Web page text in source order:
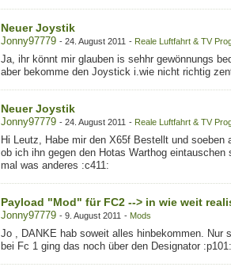
Neuer Joystik
Jonny97779 - 24. August 2011 - Reale Luftfahrt & TV
Ja, ihr könnt mir glauben is sehhr gewönnungs
aber bekomme den Joystick i.wie nicht richtig
Neuer Joystik
Jonny97779 - 24. August 2011 - Reale Luftfahrt & TV
Hi Leutz, Habe mir den X65f Bestellt und
ob ich ihn gegen den Hotas Warthog
mal was anderes :c411:
Payload "Mod" für FC2 --> in wie weit
Jonny97779 - 9. August 2011 - Mods
Jo , DANKE hab soweit alles hinbekommen. Nur
bei Fc 1 ging das noch über den Designator :p101: